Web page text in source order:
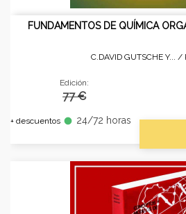
FUNDAMENTOS DE QUÍMICA
C.DAVID GUTSCHE Y... /
Edición:
77 €
+ descuentos fiber_manual_record 24/72 horas